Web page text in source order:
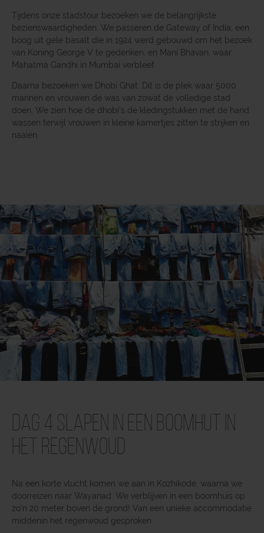
Tijdens onze stadstour bezoeken we de belangrijkste
bezienswaardigheden. We passeren de Gateway of India, een
boog uit gele basalt die in 1924 werd gebouwd om het bezoek
van Koning George V te gedenken, en Mani Bhavan, waar
Mahatma Gandhi in Mumbai verbleef.
Daarna bezoeken we Dhobi Ghat. Dit is de plek waar 5000
mannen en vrouwen de was van zowat de volledige stad
doen. We zien hoe de dhobi’s de kledingstukken met de hand
wassen terwijl vrouwen in kleine kamertjes zitten te strijken en
naaien.
Dag 4 Slapen in een boomhut in
het regenwoud
Na een korte vlucht komen we aan in Kozhikode, waarna we
doorreizen naar Wayanad. We verblijven in een boomhuis op
zo’n 20 meter boven de grond! Van een unieke accommodatie
middenin het regenwoud gesproken.